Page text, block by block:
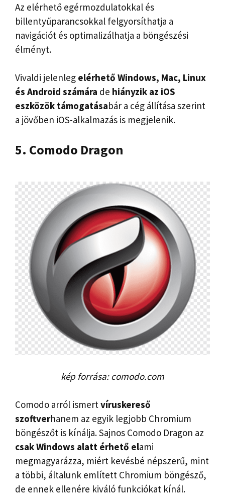
Az elérhető egérmozdulatokkal és
billentyűparancsokkal felgyorsíthatja a
navigációt és optimalizálhatja a böngészési
élményt.
Vivaldi jelenleg elérhető Windows, Mac, Linux
és Android számára de hiányzik az iOS
eszközök támogatásabár a cég állítása szerint
a jövőben iOS-alkalmazás is megjelenik.
5. Comodo Dragon
kép forrása: comodo.com
Comodo arról ismertvíruskereső
szoftverhanem az egyik legjobb Chromium
böngészőt is kínálja. Sajnos Comodo Dragon az
csak Windows alatt érhető elami
megmagyarázza, miért kevésbé népszerű, mint
a többi, általunk említett Chromium böngésző,
de ennek ellenére kiváló funkciókat kínál.